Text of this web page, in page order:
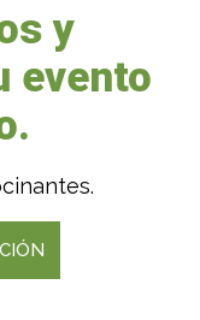
y
evento